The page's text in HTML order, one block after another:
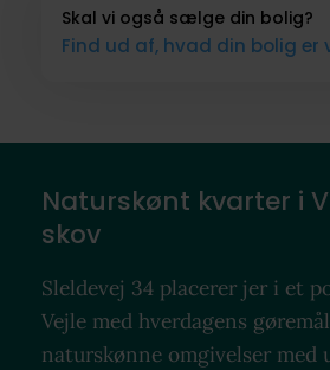
Skal vi også sælge din bolig?
Find ud af, hvad din bolig
Naturskønt kvarter i
skov
Sleldevej 34 placerer jer i et
Vejle med hverdagens
naturskønne omgivelser